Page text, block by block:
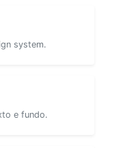
system.
e fundo.